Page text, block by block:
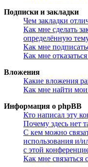
Подписки и закладки
Чем закладки
Как мне сделать
определённую
Как мне
Как мне
Вложения
Какие вложения
Как мне найти
Информация о phpBB
Кто написал эту
Почему здесь нет
С кем можно
использования и/
с этой
Как мне